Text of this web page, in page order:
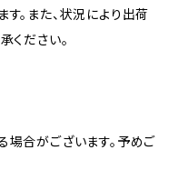
。また、状況により出荷
ください。
合がございます。予めご